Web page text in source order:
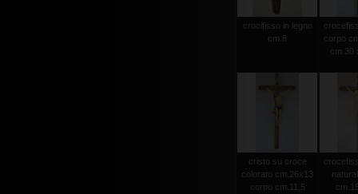
crocifisso in legno
cm.8
corpo
cm.30
cristo su croce
colorato cm.26x13
corpo cm.11,5